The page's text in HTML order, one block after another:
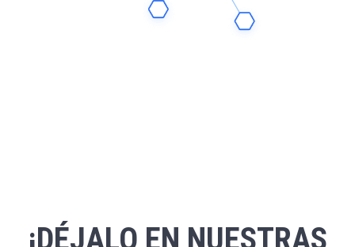
¡DÉJALO EN NUESTRAS